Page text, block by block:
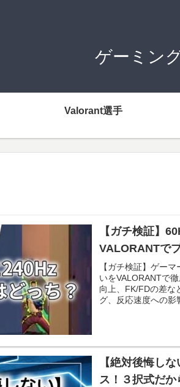
ゲーミン
Valorant選手
【ガチ検証】
VALORANTで
【ガチ検証】ゲー
いをVALORANTで
向上、FK/FDの差な
グ、反応速度への影
【絶対後悔し
ス！３択式だ